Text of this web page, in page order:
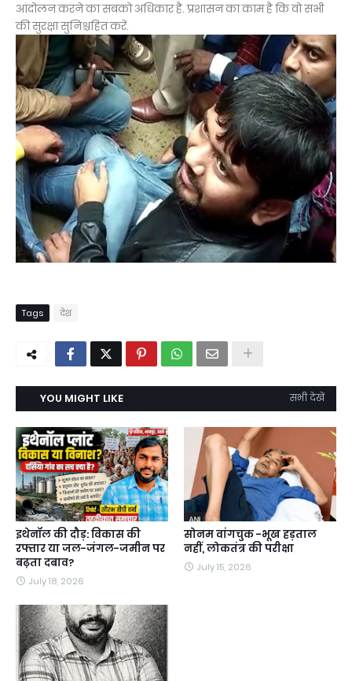
आंदोलन करने का सबको अधिकार है. प्रशासन का काम है कि वो सभी
की सुरक्षा सुनिश्चहित करें.
Tags देश
YOU MIGHT LIKE सभी देखें
इथेनॉल की दौड़: विकास की
रफ्तार या जल-जंगल-जमीन पर
बढ़ता दबाव?
July 18, 2026
सोनम वांगचुक -भूख हड़ताल
नहीं, लोकतंत्र की परीक्षा
July 15, 2026